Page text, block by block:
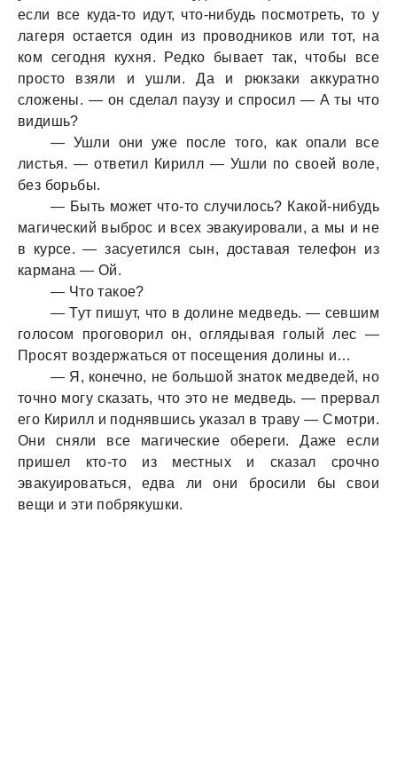
если все куда-то идут, что-нибудь посмотреть, то у
лагеря остается один из проводников или тот, на
ком сегодня кухня. Редко бывает так, чтобы все
просто взяли и ушли. Да и рюкзаки аккуратно
сложены. — он сделал паузу и спросил — А ты что
видишь?
— Ушли они уже после того, как опали все
листья. — ответил Кирилл — Ушли по своей воле,
без борьбы.
— Быть может что-то случилось? Какой-нибудь
магический выброс и всех эвакуировали, а мы и не
в курсе. — засуетился сын, доставая телефон из
кармана — Ой.
— Что такое?
— Тут пишут, что в долине медведь. — севшим
голосом проговорил он, оглядывая голый лес —
Просят воздержаться от посещения долины и…
— Я, конечно, не большой знаток медведей, но
точно могу сказать, что это не медведь. — прервал
его Кирилл и поднявшись указал в траву — Смотри.
Они сняли все магические обереги. Даже если
пришел кто-то из местных и сказал срочно
эвакуироваться, едва ли они бросили бы свои
вещи и эти побрякушки.